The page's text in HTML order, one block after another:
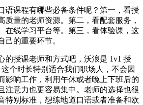
语课程有哪些必备条件呢？第一，看授
质量的老师资源。第二，看配套服务，
在线学习平台等。第三，看体验课，这
己的重要环节。
的授课老师和方式吧，沃浪是 1v1 授
个时长特别适合我们职场人，不会因
影响工作，利用午休或者晚上下班后的
注意力也更容易集中。老师的选择也很
特别标准，想练地道口语或者准备和欧